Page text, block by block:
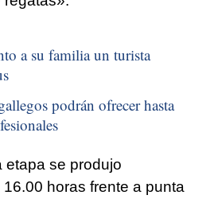
a su familia un turista
podrán ofrecer hasta
etapa se produjo
horas frente a punta